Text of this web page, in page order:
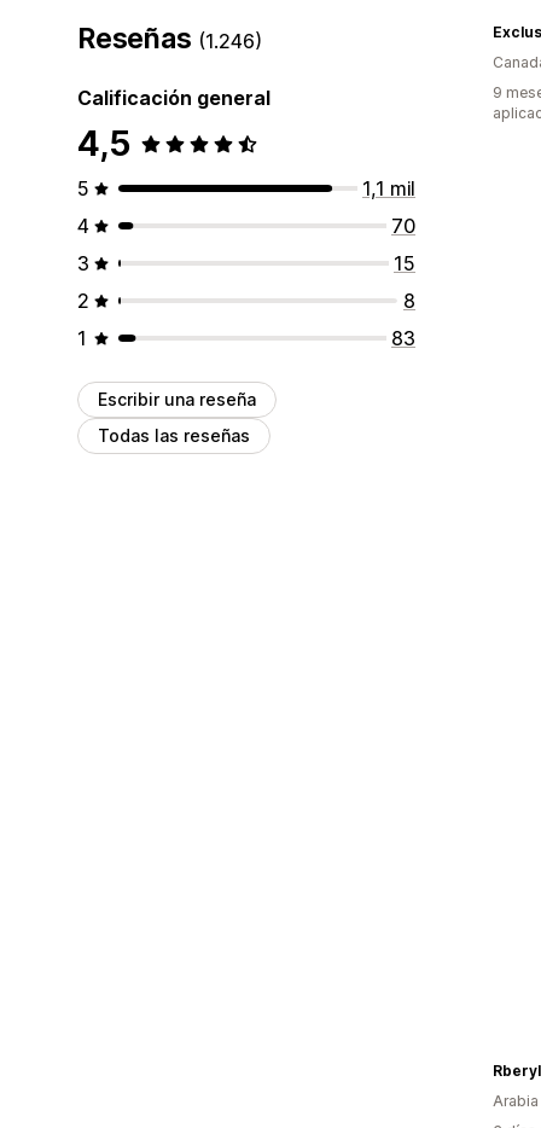
Reseñas (1.246)
Calificación general
4,5
5
1,1 mil
4
70
3
15
2
8
1
83
Escribir una reseña
Todas las reseñas
9
Rberyl